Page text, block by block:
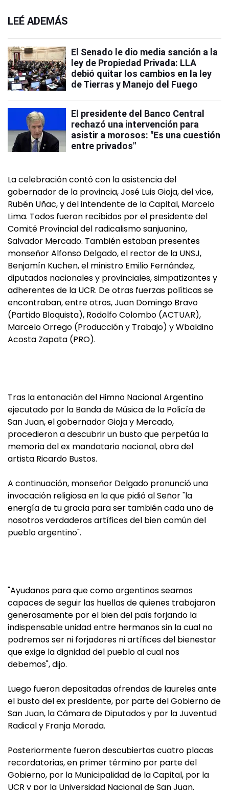
LEÉ ADEMÁS
El Senado le dio media sanción a la
ley de Propiedad Privada: LLA
debió quitar los cambios en la ley
de Tierras y Manejo del Fuego
El presidente del Banco Central
rechazó una intervención para
asistir a morosos: "Es una cuestión
entre privados"
La celebración contó con la asistencia del
gobernador de la provincia, José Luis Gioja, del vice,
Rubén Uñac, y del intendente de la Capital, Marcelo
Lima. Todos fueron recibidos por el presidente del
Comité Provincial del radicalismo sanjuanino,
Salvador Mercado. También estaban presentes
monseñor Alfonso Delgado, el rector de la UNSJ,
Benjamín Kuchen, el ministro Emilio Fernández,
diputados nacionales y provinciales, simpatizantes y
adherentes de la UCR. De otras fuerzas políticas se
encontraban, entre otros, Juan Domingo Bravo
(Partido Bloquista), Rodolfo Colombo (ACTUAR),
Marcelo Orrego (Producción y Trabajo) y Wbaldino
Acosta Zapata (PRO).
Tras la entonación del Himno Nacional Argentino
ejecutado por la Banda de Música de la Policía de
San Juan, el gobernador Gioja y Mercado,
procedieron a descubrir un busto que perpetúa la
memoria del ex mandatario nacional, obra del
artista Ricardo Bustos.
A continuación, monseñor Delgado pronunció una
invocación religiosa en la que pidió al Señor "la
energía de tu gracia para ser también cada uno de
nosotros verdaderos artífices del bien común del
pueblo argentino".
"Ayudanos para que como argentinos seamos
capaces de seguir las huellas de quienes trabajaron
generosamente por el bien del país forjando la
indispensable unidad entre hermanos sin la cual no
podremos ser ni forjadores ni artífices del bienestar
que exige la dignidad del pueblo al cual nos
debemos", dijo.
Luego fueron depositadas ofrendas de laureles ante
el busto del ex presidente, por parte del Gobierno de
San Juan, la Cámara de Diputados y por la Juventud
Radical y Franja Morada.
Posteriormente fueron descubiertas cuatro placas
recordatorias, en primer término por parte del
Gobierno, por la Municipalidad de la Capital, por la
UCR y por la Universidad Nacional de San Juan.